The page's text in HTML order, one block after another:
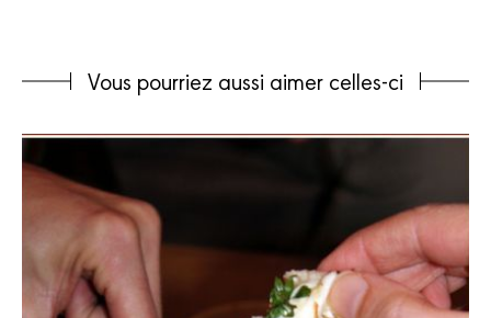
Vous pourriez aussi aimer celles-ci